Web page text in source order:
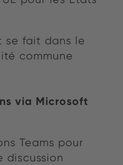
se fait dans le
commune
via Microsoft
Teams pour
discussion